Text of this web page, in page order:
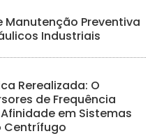
Manutenção Preventiva
Industriais
Rerealizada: O
de Frequência
Afinidade em Sistemas
Centrífugo